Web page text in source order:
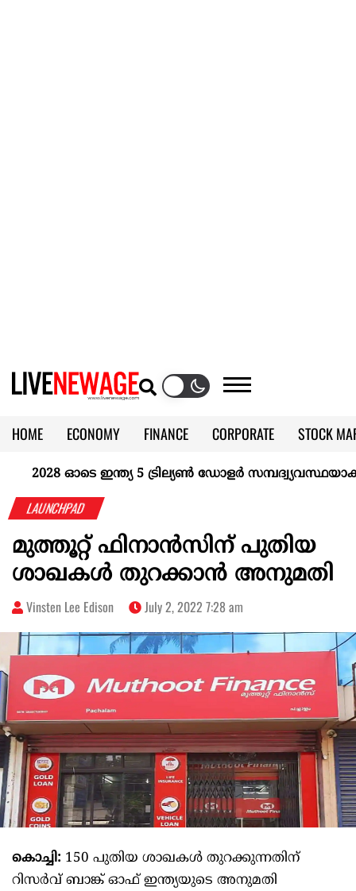
HOME ECONOMY FINANCE CORPORATE
STOCK
CALENDAR
KERALA @70
ഓടെ ഇന്ത്യ 5 ട്രില്യണ്‍ ഡോളര്‍
LAUNCHPAD
മുത്തൂറ്റ് ഫിനാൻസിന് പുതിയ
ശാഖകൾ തുറക്കാൻ അനുമതി
Vinsten Lee Edison July 2, 2022 7:28 am
കൊച്ചി: 150 പുതിയ ശാഖകൾ തുറക്കുന്നതിന്
റിസർവ് ബാങ്ക് ഓഫ് ഇന്ത്യയുടെ അനുമതി